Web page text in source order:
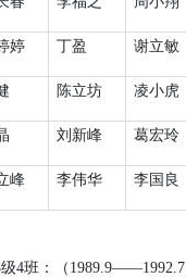
婷 丁盈 谢立敏
陈立坊 凌小虎
刘新峰 葛宏玲
峰 李伟华 李国良
级4班：（ 1989.9——1992.7